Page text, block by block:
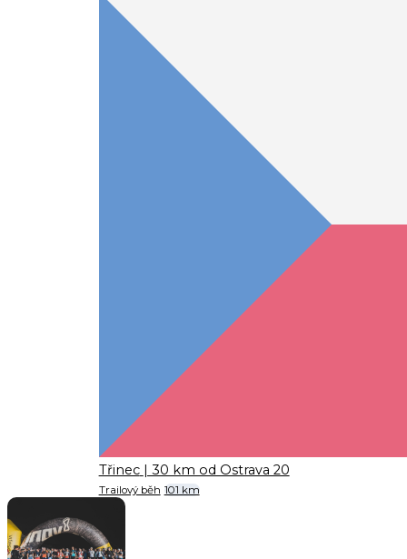
Třinec | 30 km od Ostrava 20
Trailový běh 101 km